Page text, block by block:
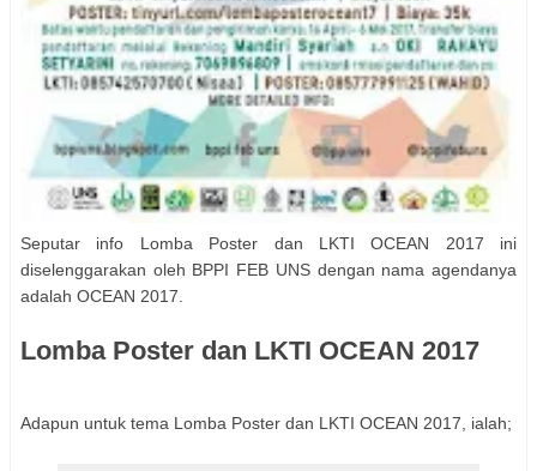
Seputar info Lomba Poster dan LKTI OCEAN 2017 ini
diselenggarakan oleh BPPI FEB UNS dengan nama agendanya
adalah OCEAN 2017.
Lomba Poster dan LKTI OCEAN 2017
Adapun untuk tema Lomba Poster dan LKTI OCEAN 2017, ialah;